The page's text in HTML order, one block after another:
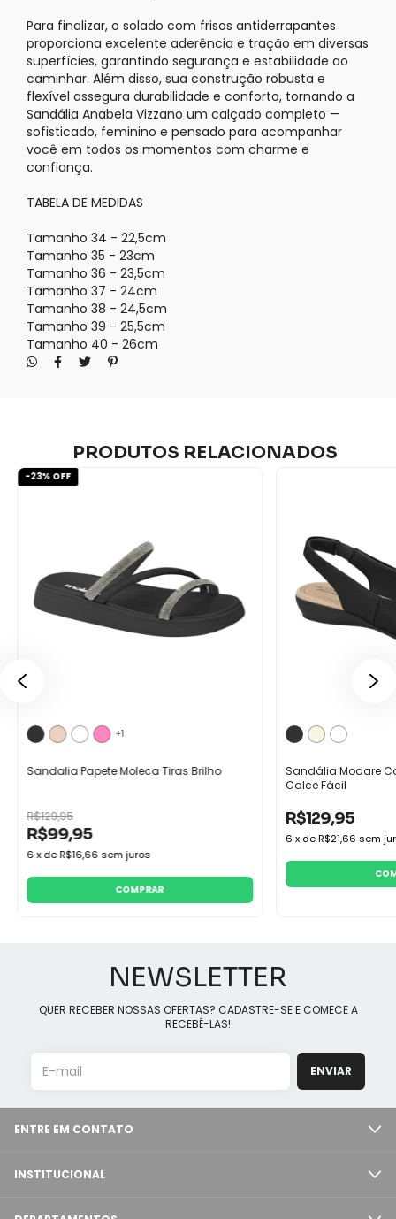
Para finalizar, o solado com frisos antiderrapantes
proporciona excelente aderência e tração em diversas
superfícies, garantindo segurança e estabilidade ao
caminhar. Além disso, sua construção robusta e
flexível assegura durabilidade e conforto, tornando a
Sandália Anabela Vizzano um calçado completo —
sofisticado, feminino e pensado para acompanhar
você em todos os momentos com charme e
confiança.
TABELA DE MEDIDAS
Tamanho 34 - 22,5cm
Tamanho 35 - 23cm
Tamanho 36 - 23,5cm
Tamanho 37 - 24cm
Tamanho 38 - 24,5cm
Tamanho 39 - 25,5cm
Tamanho 40 - 26cm
PRODUTOS RELACIONADOS
Sandalia Papete Moleca Tiras Brilho
-23% OFF
R$99,95
R$129,95
6xdeR$16,66 sem juros
+1
COMPRAR
Sandália Modare
Calce Fácil
R$129,95
6 x deR$21,66 sem
NEWSLETTER
QUER RECEBER NOSSAS OFERTAS? CADASTRE-SE E COMECE A
RECEBÊ-LAS!
ENTRE EM CONTATO
INSTITUCIONAL